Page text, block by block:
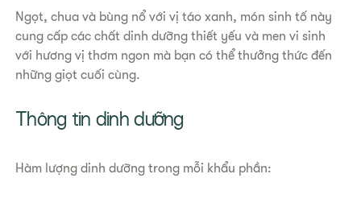
Ngọt, chua và bùng nổ với vị táo xanh, món sinh tố này
cung cấp các chất dinh dưỡng thiết yếu và men vi sinh
với hương vị thơm ngon mà bạn có thể thưởng thức đến
những giọt cuối cùng.
Thông tin dinh dưỡng
Hàm lượng dinh dưỡng trong mỗi khẩu phần: